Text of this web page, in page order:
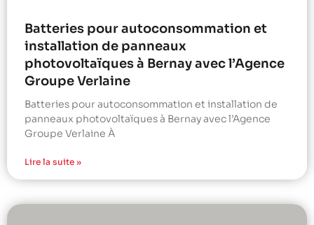
Batteries pour autoconsommation et
installation de panneaux
photovoltaïques à Bernay avec l’Agence
Groupe Verlaine
Batteries pour autoconsommation et installation de
panneaux photovoltaïques à Bernay avec l’Agence
Groupe Verlaine À
Lire la suite »